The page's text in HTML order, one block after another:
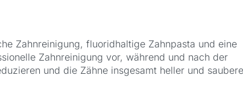
Zahnreinigung, fluoridhaltige Zahnpasta und eine
Zahnreinigung vor, während und nach der
und die Zähne insgesamt heller und